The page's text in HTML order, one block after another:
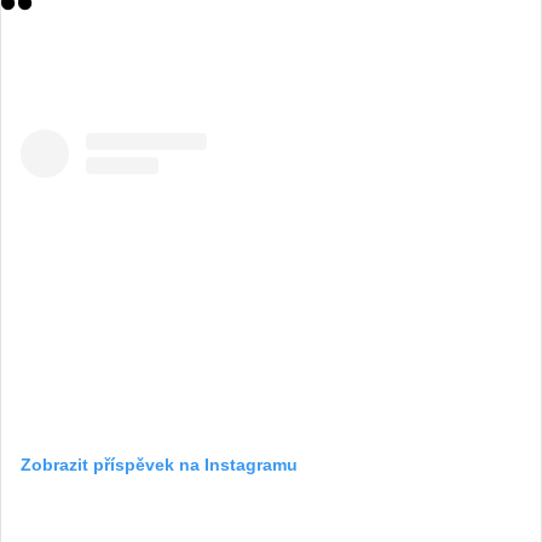
Zobrazit příspěvek na Instagramu